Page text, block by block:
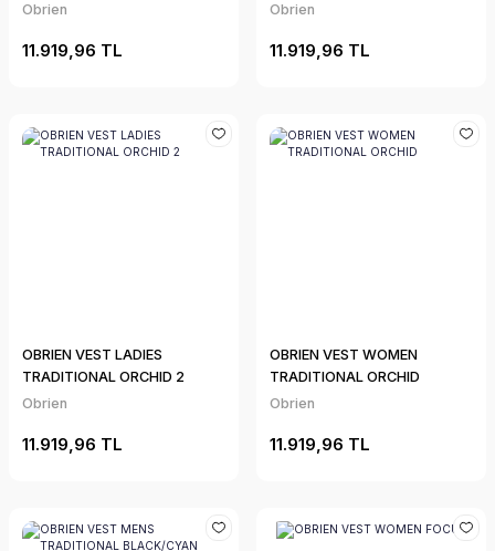
Obrien
11.919,96 TL
Obrien
11.919,96 TL
OBRIEN VEST LADIES
TRADITIONAL ORCHID 2
Obrien
11.919,96 TL
OBRIEN VEST WOMEN
TRADITIONAL ORCHID
Obrien
11.919,96 TL